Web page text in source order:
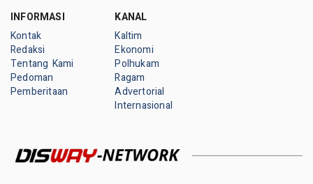
INFORMASI
Kontak
Redaksi
Tentang Kami
Pedoman
Pemberitaan
KANAL
Kaltim
Ekonomi
Polhukam
Ragam
Advertorial
Internasional